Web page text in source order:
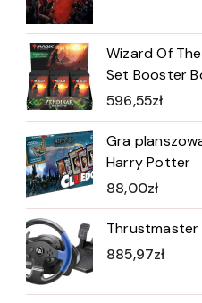
Wizard Of
Set Booster
596,55zł
Gra
Harry Potter
88,00zł
Thrustmaster
885,97zł